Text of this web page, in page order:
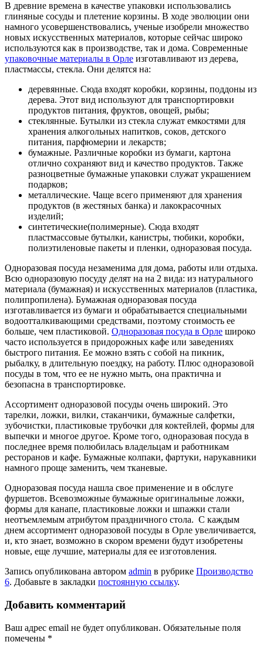
В древние времена в качестве упаковки использовались
глиняные сосуды и плетение корзины. В ходе эволюции они
намного усовершенствовались, ученые изобрели множество
новых искусственных материалов, которые сейчас широко
используются как в производстве, так и дома. Современные
упаковочные материалы в Орле изготавливают из дерева,
пластмассы, стекла. Они делятся на:
деревянные. Сюда входят коробки, корзины, поддоны из
дерева. Этот вид используют для транспортировки
продуктов питания, фруктов, овощей, рыбы;
стеклянные. Бутылки из стекла служат емкостями для
хранения алкогольных напитков, соков, детского
питания, парфюмерии и лекарств;
бумажные. Различные коробки из бумаги, картона
отлично сохраняют вид и качество продуктов. Также
разноцветные бумажные упаковки служат украшением
подарков;
металлические. Чаще всего применяют для хранения
продуктов (в жестяных банка) и лакокрасочных
изделий;
синтетические(полимерные). Сюда входят
пластмассовые бутылки, канистры, тюбики, коробки,
полиэтиленовые пакеты и пленки, одноразовая посуда.
Одноразовая посуда незаменима для дома, работы или отдыха.
Всю одноразовую посуду делят на на 2 вида: из натурального
материала (бумажная) и искусственных материалов (пластика,
полипропилена). Бумажная одноразовая посуда
изготавливается из бумаги и обрабатывается специальными
водоотталкивающими средствами, поэтому стоимость ее
больше, чем пластиковой. Одноразовая посуда в Орле широко
часто используется в придорожных кафе или заведениях
быстрого питания. Ее можно взять с собой на пикник,
рыбалку, в длительную поездку, на работу. Плюс одноразовой
посуды в том, что ее не нужно мыть, она практична и
безопасна в транспортировке.
Ассортимент одноразовой посуды очень широкий. Это
тарелки, ложки, вилки, стаканчики, бумажные салфетки,
зубочистки, пластиковые трубочки для коктейлей, формы для
выпечки и многое другое. Кроме того, одноразовая посуда в
последнее время полюбилась владельцам и работникам
ресторанов и кафе. Бумажные колпаки, фартуки, нарукавники
намного проще заменить, чем тканевые.
Одноразовая посуда нашла свое применение и в обслуге
фуршетов. Всевозможные бумажные оригинальные ложки,
формы для канапе, пластиковые ложки и шпажки стали
неотъемлемым атрибутом праздничного стола. С каждым
днем ассортимент одноразовой посуды в Орле увеличивается,
и, кто знает, возможно в скором времени будут изобретены
новые, еще лучшие, материалы для ее изготовления.
Запись опубликована автором admin в рубрике Производство
6. Добавьте в закладки постоянную ссылку.
Добавить комментарий
Ваш адрес email не будет опубликован. Обязательные поля
помечены *